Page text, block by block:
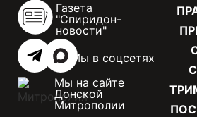
Газета
"Спиридон-
новости"
Мы в соцсетях
Мы на сайте
Донской
Митрополии